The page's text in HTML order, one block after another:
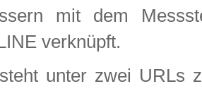
mit dem
verknüpft.
unter zwei URLs